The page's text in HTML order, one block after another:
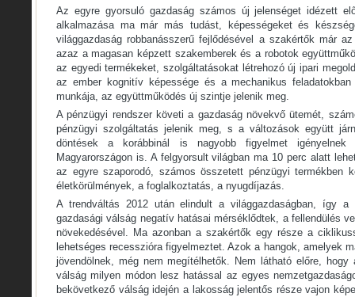
Az egyre gyorsuló gazdaság számos új jelenséget idézett
alkalmazása ma már más tudást, képességeket és
világgazdaság robbanásszerű fejlődésével a szakértők már
azaz a magasan képzett szakemberek és a robotok
az egyedi termékeket, szolgáltatásokat létrehozó új ipari
az ember kognitív képessége és a mechanikus
munkája, az együttműködés új szintje jelenik meg.
A pénzügyi rendszer követi a gazdaság növekvő ütemét,
pénzügyi szolgáltatás jelenik meg, s a változások együtt
döntések a korábbinál is nagyobb figyelmet
Magyarországon is. A felgyorsult világban ma 10 perc alatt
az egyre szaporodó, számos összetett pénzügyi termékben
életkörülmények, a foglalkoztatás, a nyugdíjazás.
A trendváltás 2012 után elindult a világgazdaságban, így a
gazdasági válság negatív hatásai mérséklődtek, a fellendülés
növekedésével. Ma azonban a szakértők egy része a
lehetséges recesszióra figyelmeztet. Azok a hangok, amelyek
jövendölnek, még nem megítélhetők. Nem látható előre,
válság milyen módon lesz hatással az egyes
bekövetkező válság idején a lakosság jelentős része vajon